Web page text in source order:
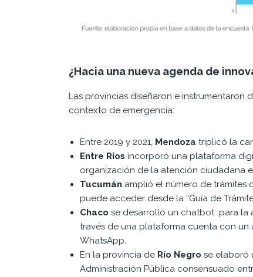
¿Hacia una nueva agenda de
Las provincias diseñaron e instrumentaron
contexto de emergencia:
Entre 2019 y 2021, Mendoza triplicó la
Entre Ríos incorporó una plataforma
organización de la atención ciudadana
Tucumán amplió el número de trámites
puede acceder desde la “Guía de
Chaco se desarrolló un chatbot para la
través de una plataforma cuenta con
WhatsApp.
En la provincia de Río Negro se elaboró
Administración Pública consensuado